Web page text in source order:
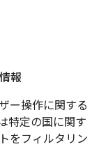
報
ー操作に関する
特定の国に関す
をフィルタリン